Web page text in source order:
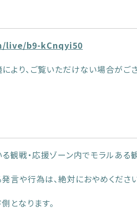
live/b9-kCnqyi50
り、ご覧いただけない場合がござ
観戦・応援ゾーン内でモラルある
言や行為は、絶対におやめください
となります。